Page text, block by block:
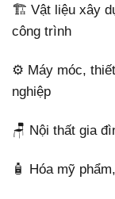
🏗️ Vật liệu xây
công trình
⚙️ Máy móc,
nghiệp
🪑 Nội thất gia
🧴 Hóa mỹ